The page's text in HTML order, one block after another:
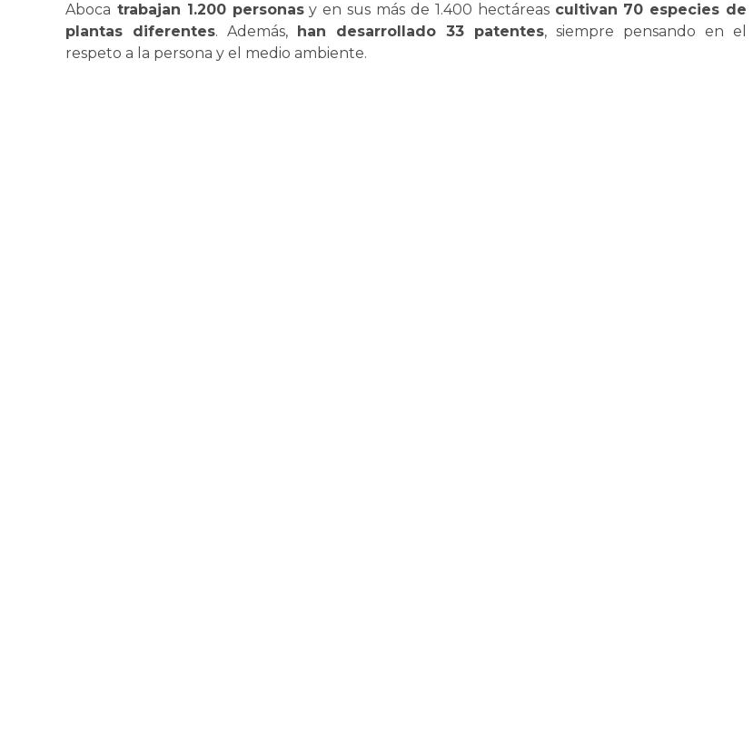
Aboca trabajan 1.200 personasy en sus más de 1.400 hectáreas cultivan 70 especies de
plantas diferentes. Además, han desarrollado 33 patentes, siempre pensando en el
respeto a la persona y el medio ambiente.